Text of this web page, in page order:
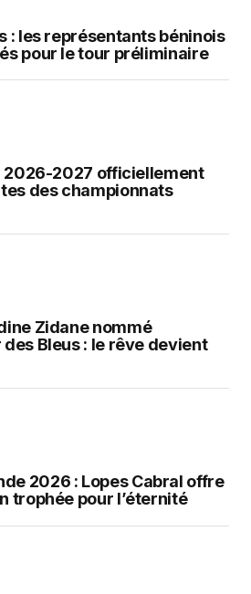
: les représentants béninois
pour le tour préliminaire
2026-2027 officiellement
des championnats
Zidane nommé
Bleus : le rêve devient
2026 : Lopes Cabral offre
trophée pour l’éternité